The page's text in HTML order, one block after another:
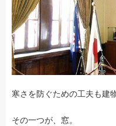
寒さを防ぐための工夫も建
その一つが、窓。